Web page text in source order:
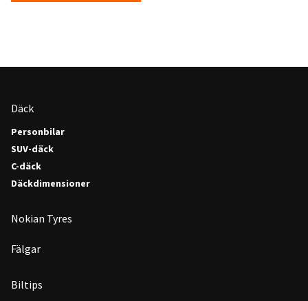
Däck
Personbilar
SUV-däck
C-däck
Däckdimensioner
Nokian Tyres
Fälgar
Biltips